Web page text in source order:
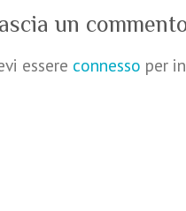
un
essere connesso per